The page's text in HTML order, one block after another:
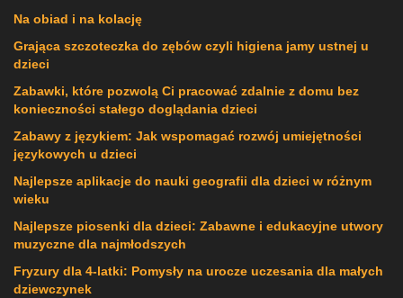
Na obiad i na kolację
Grająca szczoteczka do zębów czyli higiena jamy ustnej u
dzieci
Zabawki, które pozwolą Ci pracować zdalnie z domu bez
konieczności stałego doglądania dzieci
Zabawy z językiem: Jak wspomagać rozwój umiejętności
językowych u dzieci
Najlepsze aplikacje do nauki geografii dla dzieci w różnym
wieku
Najlepsze piosenki dla dzieci: Zabawne i edukacyjne utwory
muzyczne dla najmłodszych
Fryzury dla 4-latki: Pomysły na urocze uczesania dla małych
dziewczynek